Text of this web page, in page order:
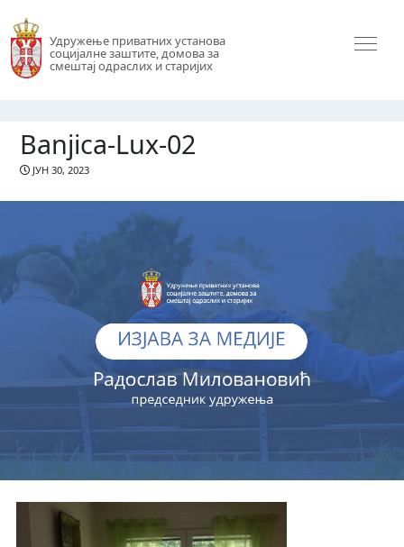
Удружење приватних установа
социјалне заштите, домова за
смештај одраслих и старијих
Banjica-Lux-02
ЈУН 30, 2023